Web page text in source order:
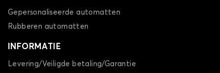
Gepersonaliseerde automatten
Rubberen automatten
INFORMATIE
Levering/Veiligde betaling/Garantie